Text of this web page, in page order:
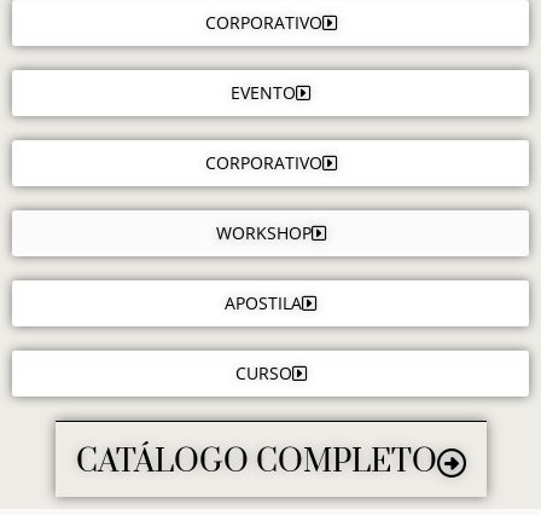
CORPORATIVO
EVENTO
CORPORATIVO
WORKSHOP
APOSTILA
CURSO
CATÁLOGO COMPLETO